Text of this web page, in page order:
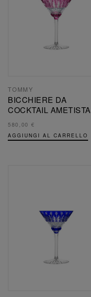
TOMMY
BICCHIERE DA
COCKTAIL AMETISTA
580,00 €
AGGIUNGI AL CARRELLO